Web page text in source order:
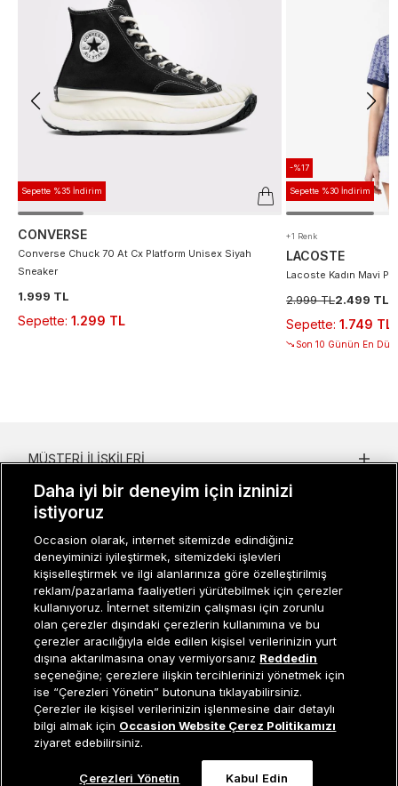
Tükendi
Sepette %35 İndirim
CONVERSE
Converse Chuck 70 At Cx Platform Unisex Siyah
Sneaker
1.999 TL
Sepette: 1.299 TL
-%17
Sepette %30 İndirim
+1 Renk
LACOSTE
Lacoste Kadın Mavi
2.999 TL2.499 TL
Sepette: 1.749 TL
Son 10 Günün En
Müşteri İlişkileri0 850 800 01 20
MÜŞTERI İLIŞKILERI
KURUMSAL
GRUP MARKALAR
ERKEK KATEGORILER
Occasion bir EREN PERAKENDE markasıdır. © Eren Holding
Daha iyi bir deneyim için izninizi
istiyoruz
Occasion olarak, internet sitemizde edindiğiniz
deneyiminizi iyileştirmek, sitemizdeki işlevleri
kişiselleştirmek ve ilgi alanlarınıza göre özelleştirilmiş
reklam/pazarlama faaliyetleri yürütebilmek için çerezler
kullanıyoruz. İnternet sitemizin çalışması için zorunlu
olan çerezler dışındaki çerezlerin kullanımına ve bu
çerezler aracılığıyla elde edilen kişisel verilerinizin yurt
dışına aktarılmasına onay vermiyorsanız Reddedin
seçeneğine; çerezlere ilişkin tercihlerinizi yönetmek için
ise “Çerezleri Yönetin” butonuna tıklayabilirsiniz.
Çerezler ile kişisel verilerinizin işlenmesine dair detaylı
bilgi almak için Occasion Website Çerez Politikamızı
ziyaret edebilirsiniz.
Çerezleri Yönetin Kabul Edin